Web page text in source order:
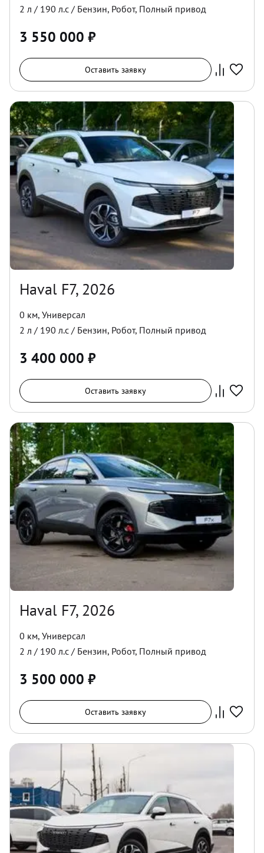
2 л / 190 л.с / Бензин, Робот, Полный привод
3 550 000 ₽
Оставить заявку
Haval F7, 2026
0 км, Универсал
2 л / 190 л.с / Бензин, Робот, Полный привод
3 400 000 ₽
Оставить заявку
Haval F7, 2026
0 км, Универсал
2 л / 190 л.с / Бензин, Робот, Полный привод
3 500 000 ₽
Оставить заявку